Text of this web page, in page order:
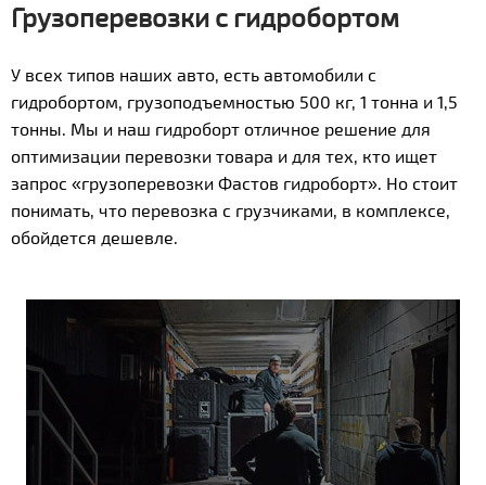
Грузоперевозки с гидробортом
У всех типов наших авто, есть автомобили с
гидробортом, грузоподъемностью 500 кг, 1 тонна и 1,5
тонны. Мы и наш гидроборт отличное решение для
оптимизации перевозки товара и для тех, кто ищет
запрос «грузоперевозки Фастов гидроборт». Но стоит
понимать, что перевозка с грузчиками, в комплексе,
обойдется дешевле.